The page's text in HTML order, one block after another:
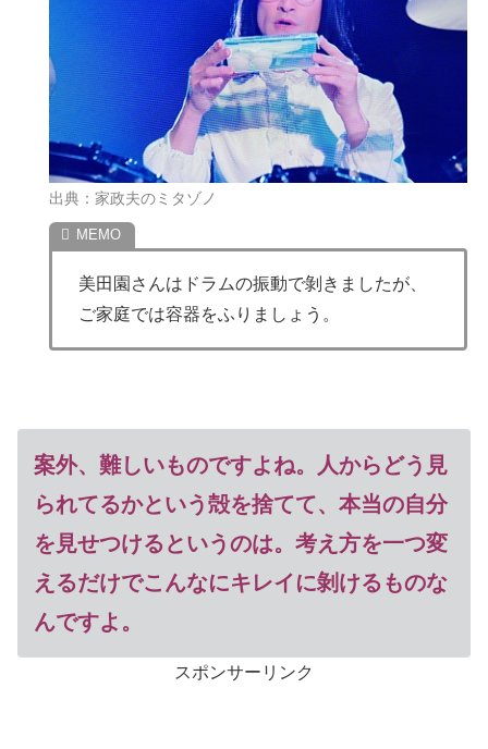
出典：家政夫のミタゾノ
美田園さんはドラムの振動で剝きましたが、
ご家庭では容器をふりましょう。
案外、難しいものですよね。人からどう見
られてるかという殻を捨てて、本当の自分
を見せつけるというのは。考え方を一つ変
えるだけでこんなにキレイに剝けるものな
んですよ。
スポンサーリンク